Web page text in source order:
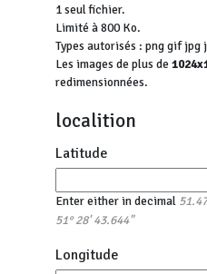
1 seul fichier.
Limité à 800 Ko.
Types autorisés : png gif jpg
Les images de plus de
redimensionnées.
localition
Latitude
Enter either in decimal
51° 28' 43.644"
Longitude